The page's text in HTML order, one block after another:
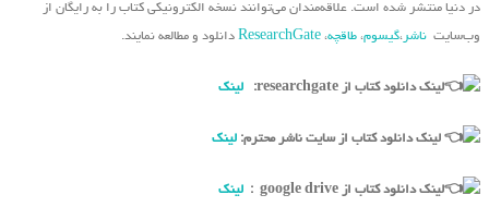
در دنیا منتشر شده است. علاقه‌مندان می‌توانند نسخه الکترونیکی کتاب را به رایگان از
وب‌سایت ناشر،گیسوم، طاقچه، ResearchGate دانلود و مطالعه نمایند.
لینک دانلود کتاب از researchgate: لینک
لینک دانلود کتاب از سایت ناشر محترم: لینک
لینک دانلود کتاب از google drive : لینک